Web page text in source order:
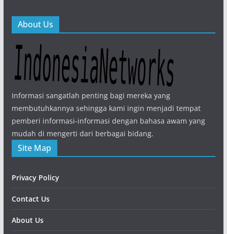
About Us
Informasi sangatlah penting bagi mereka yang
membutuhkannya sehingga kami ingin menjadi tempat
pemberi informasi-informasi dengan bahasa awam yang
mudah di mengerti dari berbagai bidang.
Site Map
Privacy Policy
Contact Us
About Us